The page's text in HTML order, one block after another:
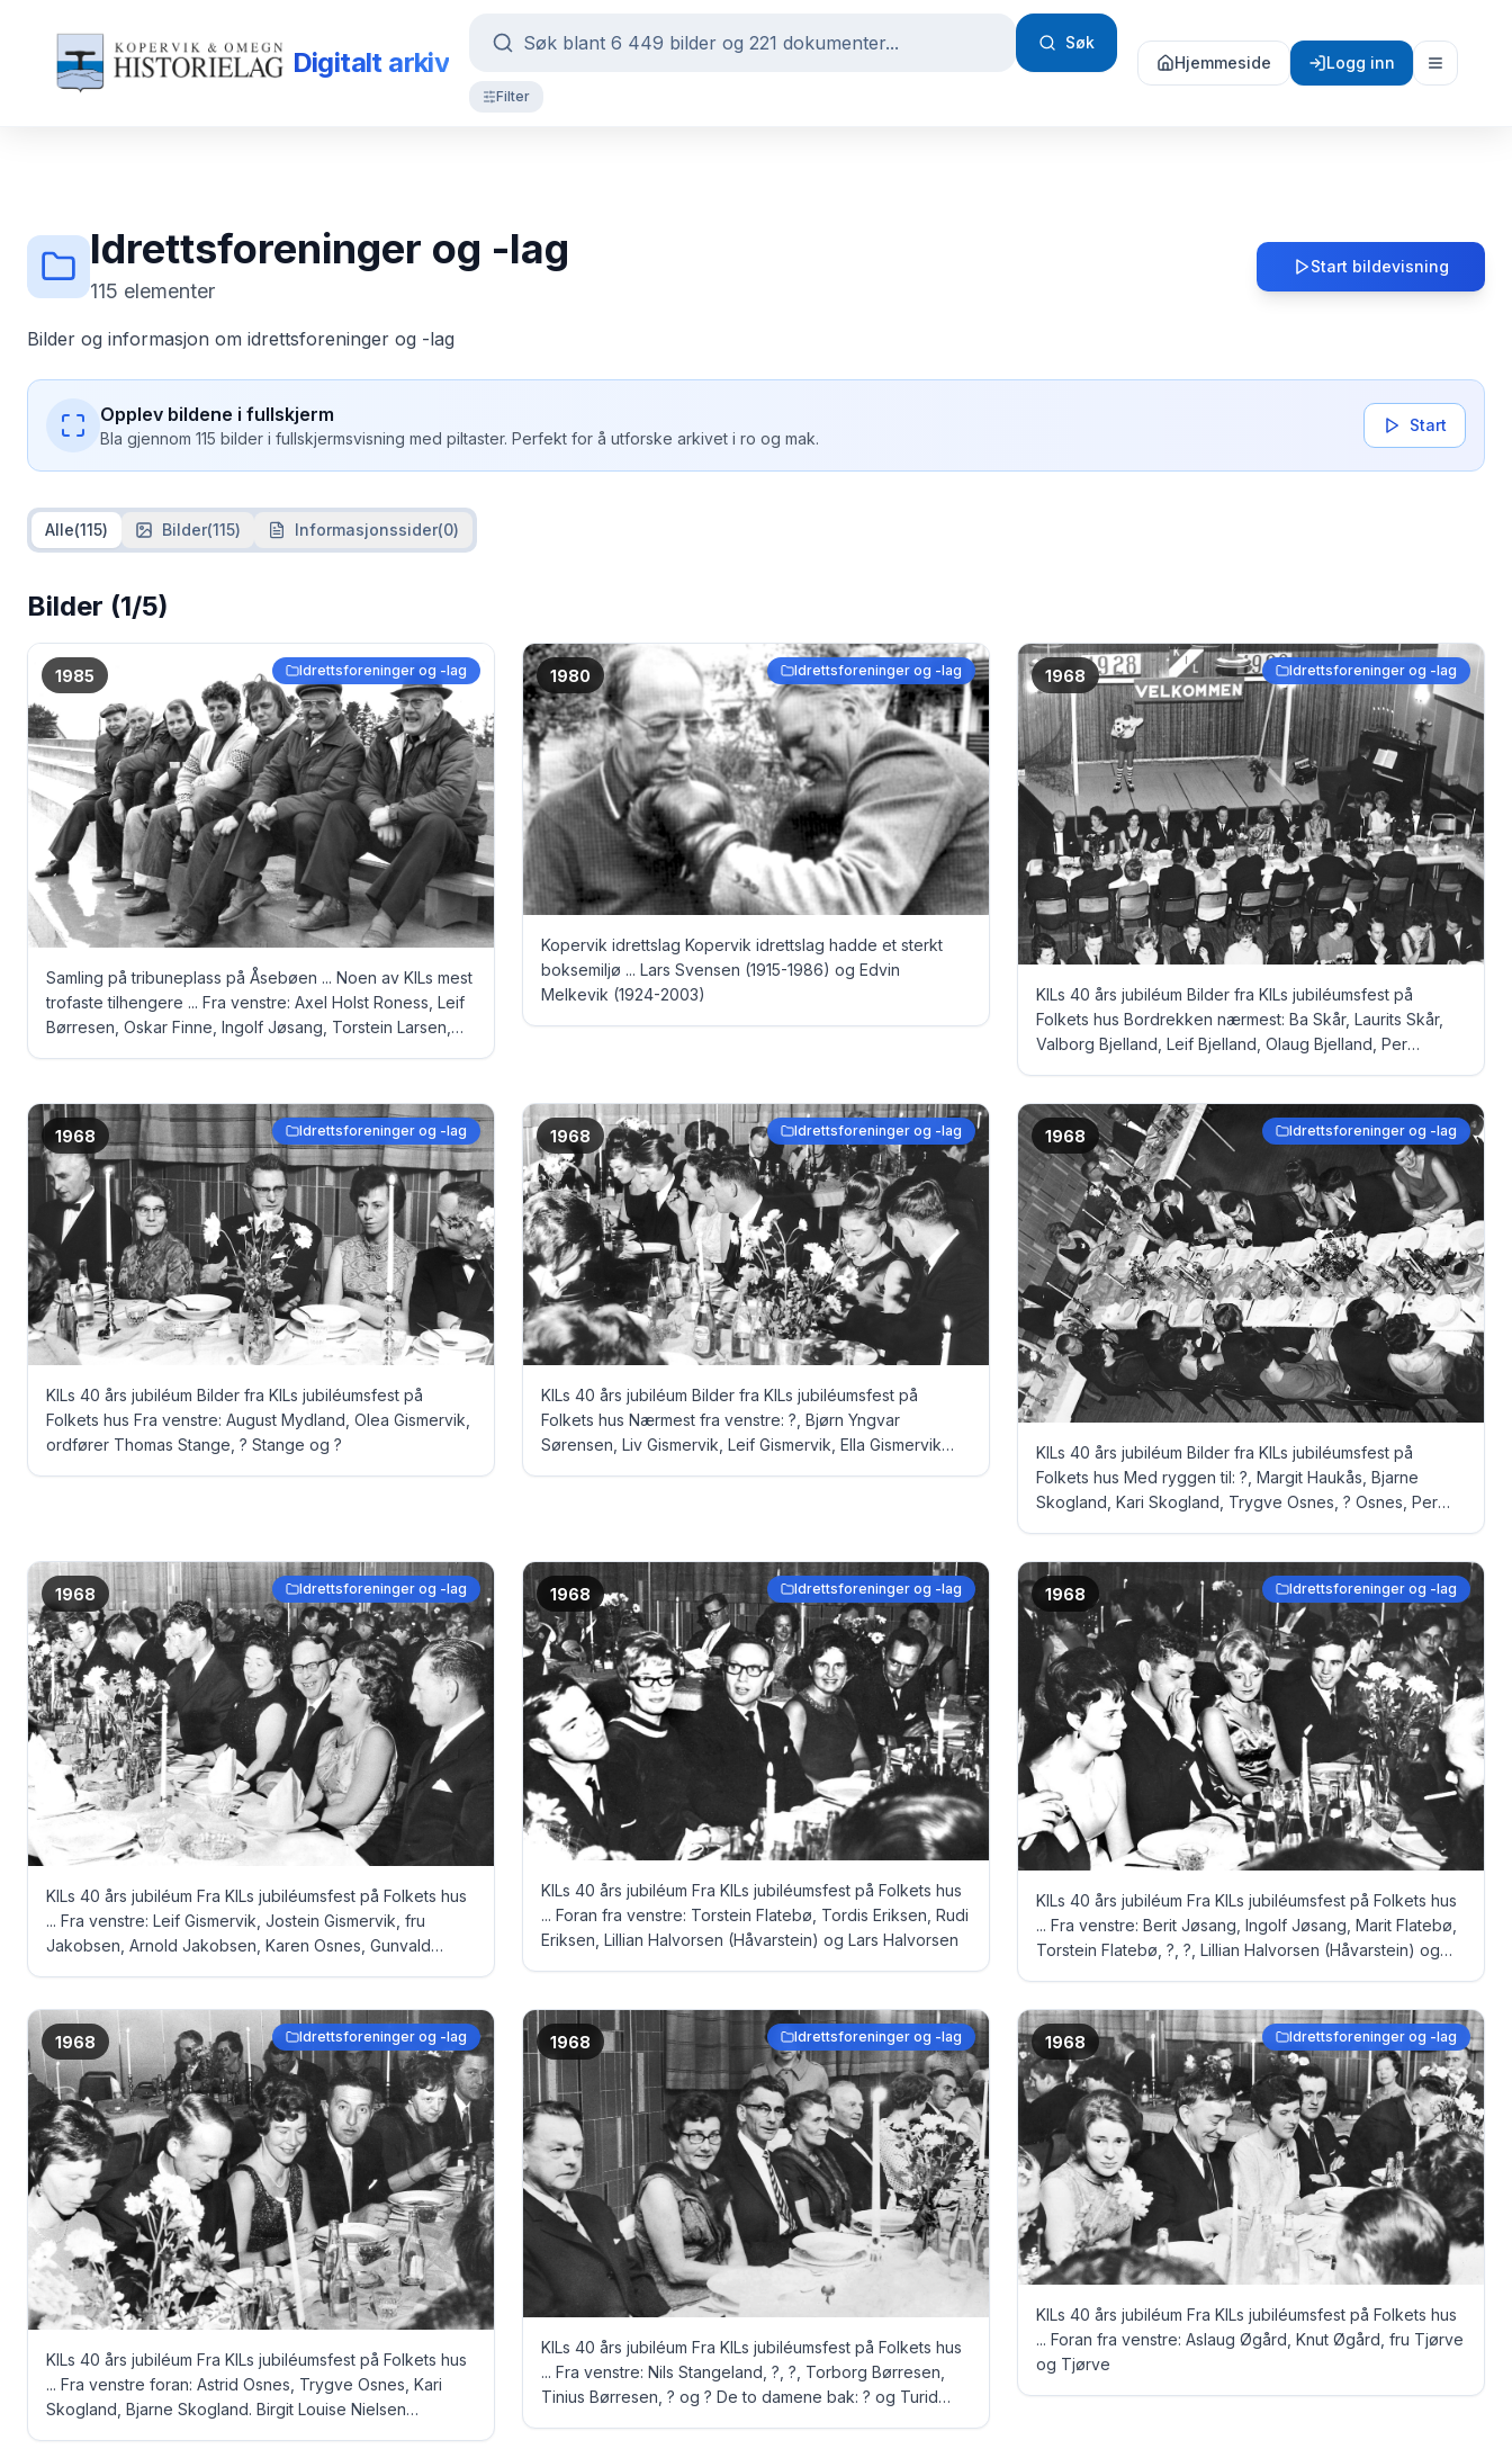
Digitalt arkiv
Søk
Filter
Hjemmeside Logg inn
Idrettsforeninger og -lag
115 elementer
Start bildevisning
Bilder og informasjon om idrettsforeninger og -lag
Opplev bildene i fullskjerm
Bla gjennom 115 bilder i fullskjermsvisning med piltaster. Perfekt for å utforske arkivet i ro og mak.
Start
Alle(115) Bilder(115) Informasjonssider(0)
Bilder (1/5)
1985 Idrettsforeninger og -lag
Samling på tribuneplass på Åsebøen ... Noen av KILs mest
trofaste tilhengere ... Fra venstre: Axel Holst Roness, Leif
Børresen, Oskar Finne, Ingolf Jøsang, Torstein Larsen,
1980 Idrettsforeninger og -lag
Kopervik idrettslag Kopervik idrettslag hadde et sterkt
boksemiljø ... Lars Svensen (1915-1986) og Edvin
Melkevik (1924-2003)
1968 Idrettsforeninger og -lag
KILs 40 års jubiléum Bilder fra KILs jubiléumsfest på
Folkets hus Bordrekken nærmest: Ba Skår, Laurits Skår,
Valborg Bjelland, Leif Bjelland, Olaug Bjelland, Per
Roness, Reidun Myklebust, Ole M. Myklebust, Ba
Guttormsen, Egil Guttormsen, Magnhild Sund, Hans Sund,
Helene Eikill, Oddbjørn Eikill, Sonja Eriksen og Ernst
Eriksen
1968 Idrettsforeninger og -lag
KILs 40 års jubiléum Bilder fra KILs jubiléumsfest på
Folkets hus Fra venstre: August Mydland, Olea Gismervik,
ordfører Thomas Stange, ? Stange og ?
1968 Idrettsforeninger og -lag
KILs 40 års jubiléum Bilder fra KILs jubiléumsfest på
Folkets hus Nærmest fra venstre: ?, Bjørn Yngvar
Sørensen, Liv Gismervik, Leif Gismervik, Ella Gismervik
1968 Idrettsforeninger og -lag
KILs 40 års jubiléum Bilder fra KILs jubiléumsfest på
Folkets hus Med ryggen til: ?, Margit Haukås, Bjarne
Skogland, Kari Skogland, Trygve Osnes, ? Osnes, Per
Gismervik (Waage), Jostein Gismervik, ? Jakobsen og
Arnold Jakobsen Ved veggen: ?, ?, Ingrid Roness og
Aksel Roness
1968 Idrettsforeninger og -lag
KILs 40 års jubiléum Fra KILs jubiléumsfest på Folkets hus
... Fra venstre: Leif Gismervik, Jostein Gismervik, fru
Jakobsen, Arnold Jakobsen, Karen Osnes, Gunvald
1968 Idrettsforeninger og -lag
KILs 40 års jubiléum Fra KILs jubiléumsfest på Folkets hus
... Foran fra venstre: Torstein Flatebø, Tordis Eriksen, Rudi
Eriksen, Lillian Halvorsen (Håvarstein) og Lars Halvorsen
1968 Idrettsforeninger og -lag
KILs 40 års jubiléum Fra KILs jubiléumsfest på Folkets hus
... Fra venstre: Berit Jøsang, Ingolf Jøsang, Marit Flatebø,
Torstein Flatebø, ?, ?, Lillian Halvorsen (Håvarstein) og
1968 Idrettsforeninger og -lag
KILs 40 års jubiléum Fra KILs jubiléumsfest på Folkets hus
... Fra venstre foran: Astrid Osnes, Trygve Osnes, Kari
Skogland, Bjarne Skogland. Birgit Louise Nielsen
1968 Idrettsforeninger og -lag
KILs 40 års jubiléum Fra KILs jubiléumsfest på Folkets hus
... Fra venstre: Nils Stangeland, ?, ?, Torborg Børresen,
Tinius Børresen, ? og ? De to damene bak: ? og Turid
1968 Idrettsforeninger og -lag
KILs 40 års jubiléum Fra KILs jubiléumsfest på Folkets hus
... Foran fra venstre: Aslaug Øgård, Knut Øgård, fru Tjørve
og Tjørve